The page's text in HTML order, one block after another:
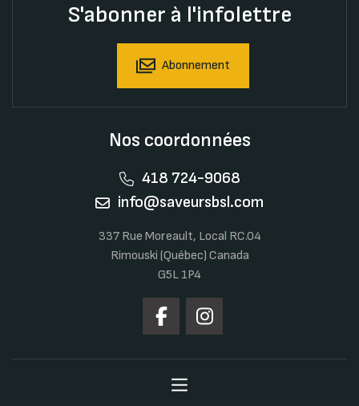
S'abonner à l'infolettre
Abonnement
Nos coordonnées
418 724-9068
info@saveursbsl.com
337 Rue Moreault, Local RC.04
Rimouski (Québec) Canada
G5L 1P4